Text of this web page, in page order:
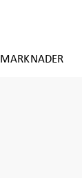
MARKNADER